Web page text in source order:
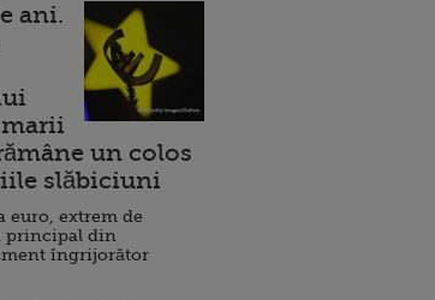
ani.
un colos
slăbiciuni
euro, extrem de
principal din
îngrijorător